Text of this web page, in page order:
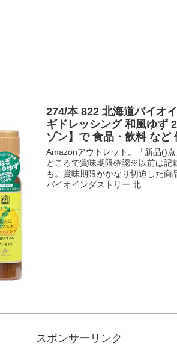
274/本 822 北海道バイオ
ギドレッシング 和風ゆず
ゾン】で 食品・飲料 など
Amazonアウトレット。「新品()
ところで賞味期限確認※以前は記
も。賞味期限がかなり切迫した
バイオインダストリー 北...
スポンサーリンク